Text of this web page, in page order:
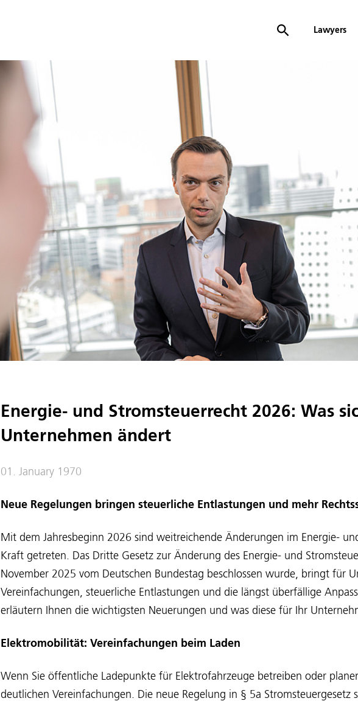
Lawyers
Energie- und Stromsteuerrecht 2026: Was
Unternehmen ändert
01. January 1970
Neue Regelungen bringen steuerliche Entlastungen und mehr
Mit dem Jahresbeginn 2026 sind weitreichende Änderungen im Energie-
Kraft getreten. Das Dritte Gesetz zur Änderung des Energie- und
November 2025 vom Deutschen Bundestag beschlossen wurde, bringt für
Vereinfachungen, steuerliche Entlastungen und die längst überfällige
erläutern Ihnen die wichtigsten Neuerungen und was diese für Ihr
Elektromobilität: Vereinfachungen beim Laden
Wenn Sie öffentliche Ladepunkte für Elektrofahrzeuge betreiben oder
deutlichen Vereinfachungen. Die neue Regelung in § 5a Stromsteuergesetz